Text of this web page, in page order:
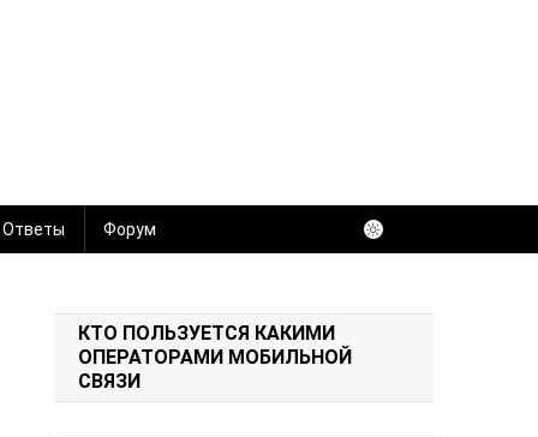
Форум
КТО ПОЛЬЗУЕТСЯ КАКИМИ
ОПЕРАТОРАМИ МОБИЛЬНОЙ
СВЯЗИ